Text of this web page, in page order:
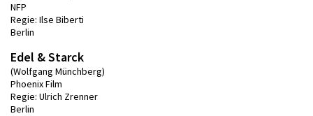
NFP
Regie: Ilse Biberti
Berlin
Edel & Starck
(Wolfgang Münchberg)
Phoenix Film
Regie: Ulrich Zrenner
Berlin